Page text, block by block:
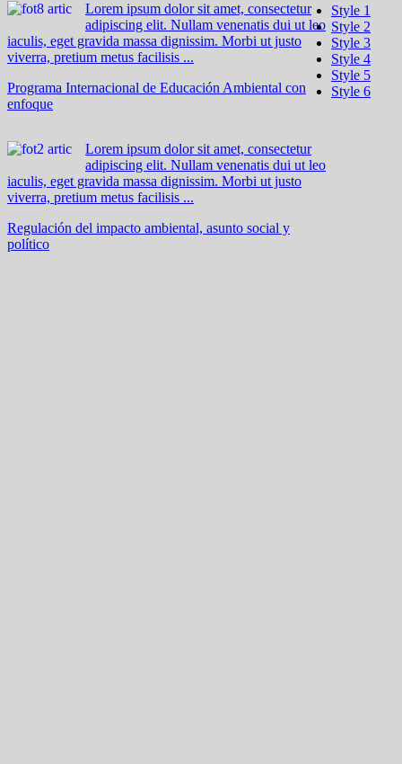
Lorem ipsum dolor sit amet, consectetur
adipiscing elit. Nullam venenatis dui ut leo
iaculis, eget gravida massa dignissim. Morbi ut justo
viverra, pretium metus facilisis ...
Programa Internacional de Educación Ambiental con
enfoque
Lorem ipsum dolor sit amet, consectetur
adipiscing elit. Nullam venenatis dui ut leo
iaculis, eget gravida massa dignissim. Morbi ut justo
viverra, pretium metus facilisis ...
Regulación del impacto ambiental, asunto social y
político
Style 1
Style 2
Style 3
Style 4
Style 5
Style 6